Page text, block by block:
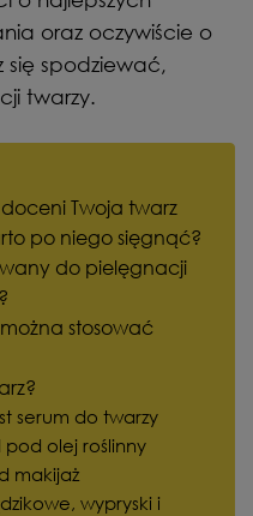
oraz oczywiście o
się spodziewać,
twarzy.
Twoja twarz
po niego sięgnąć?
do pielęgnacji
stosować
serum do twarzy
olej roślinny
makijaż
wypryski i